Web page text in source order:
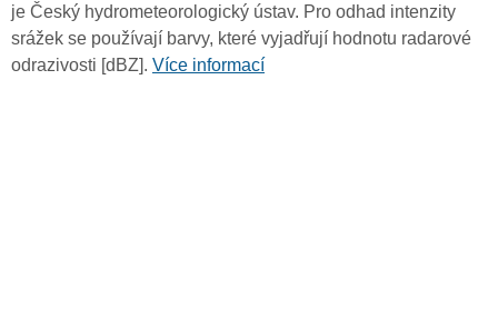
je Český hydrometeorologický ústav. Pro odhad intenzity
srážek se používají barvy, které vyjadřují hodnotu radarové
odrazivosti [dBZ]. Více informací